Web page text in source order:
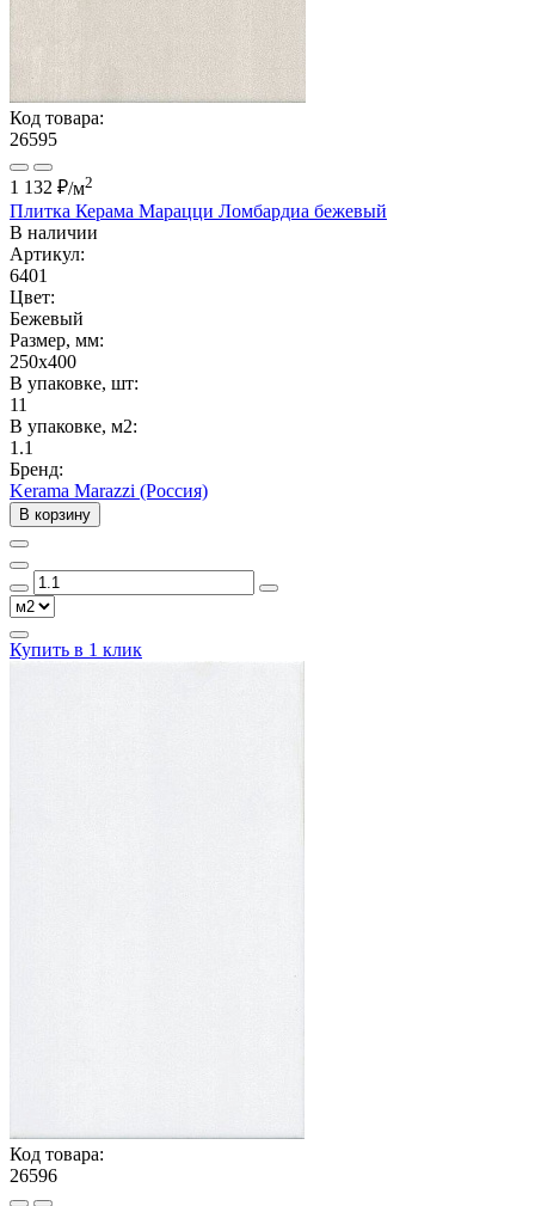
Код товара:
26595
1 132 ₽/м2
Плитка Керама Марацци Ломбардиа бежевый
В наличии
Артикул:
6401
Цвет:
Бежевый
Размер, мм:
250x400
В упаковке, шт:
11
В упаковке, м2:
1.1
Бренд:
Kerama Marazzi (Россия)
В корзину
Купить в 1 клик
Код товара:
26596